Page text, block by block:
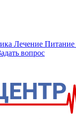
Лечение Питание
вопрос